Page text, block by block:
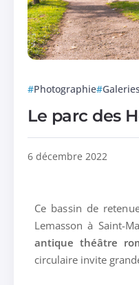
Photographie Galeries
Le parc des
6 décembre 2022
Ce bassin de
Lemasson à Saint-
antique théâtre
circulaire invite